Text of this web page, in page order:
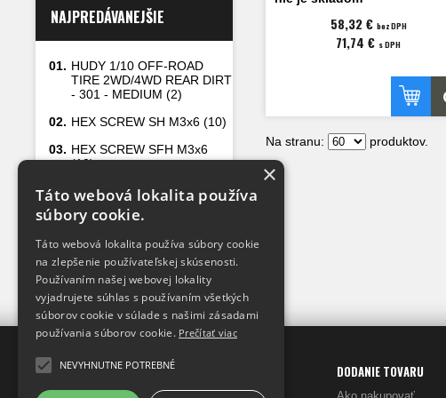
NAJPREDÁVANEJŠIE
01. HUDY 1/10 OFF-ROAD
TIRE 2WD/4WD REAR DIRT
- 301 - MEDIUM (2)
02. HEX SCREW SH M3x6 (10)
03. HEX SCREW SFH M3x6
(10)
04. HEX SCREW SFH M3x8
(10)
FOR ASPHALT (2)
58,32 € bez DPH
71,74 € s DPH
Na stranu: produktov.
XRAY-SHOP DODANIE TOVARU
×
Táto webová lokalita používa
súbory cookie.
Táto webová lokalita používa súbory cookie
na zlepšenie používateľskej skúsenosti.
Používaním našej webovej lokality
vyjadrujete súhlas s používaním všetkých
súborov cookie v súlade s našimi zásadami
používania súborov cookie. Prečítať viac
NEVYHNUTNE POTREBNÉ